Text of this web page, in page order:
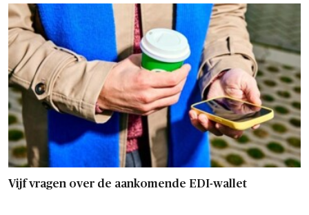
Vijf vragen over de aankomende EDI-wallet